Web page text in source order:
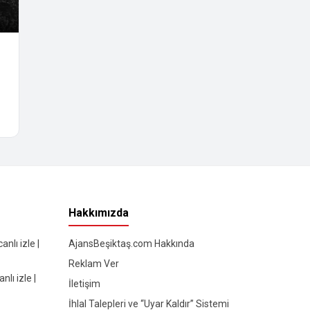
izle |
izle |
Hakkımızda
AjansBeşiktaş.com Hakkında
Reklam Ver
İletişim
İhlal Talepleri ve “Uyar Kaldır” Sistemi